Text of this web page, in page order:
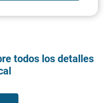
todos los detalles